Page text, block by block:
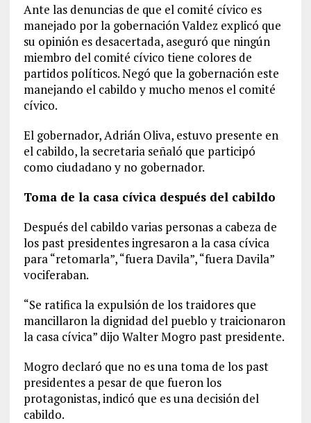
Ante las denuncias de que el comité cívico es
manejado por la gobernación Valdez explicó que
su opinión es desacertada, aseguró que ningún
miembro del comité cívico tiene colores de
partidos políticos. Negó que la gobernación este
manejando el cabildo y mucho menos el comité
cívico.
El gobernador, Adrián Oliva, estuvo presente en
el cabildo, la secretaria señaló que participó
como ciudadano y no gobernador.
Toma de la casa cívica después del cabildo
Después del cabildo varias personas a cabeza de
los past presidentes ingresaron a la casa cívica
para “retomarla”, “fuera Davila”, “fuera Davila”
vociferaban.
“Se ratifica la expulsión de los traidores que
mancillaron la dignidad del pueblo y traicionaron
la casa cívica” dijo Walter Mogro past presidente.
Mogro declaró que no es una toma de los past
presidentes a pesar de que fueron los
protagonistas, indicó que es una decisión del
cabildo.